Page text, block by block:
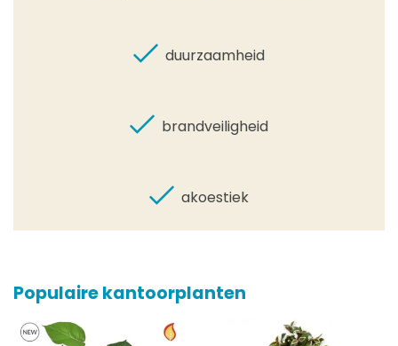
duurzaamheid
brandveiligheid
akoestiek
Populaire kantoorplanten